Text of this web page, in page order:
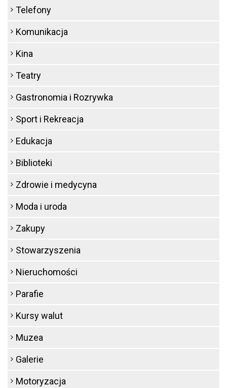
Telefony
Komunikacja
Kina
Teatry
Gastronomia i Rozrywka
Sport i Rekreacja
Edukacja
Biblioteki
Zdrowie i medycyna
Moda i uroda
Zakupy
Stowarzyszenia
Nieruchomości
Parafie
Kursy walut
Muzea
Galerie
Motoryzacja